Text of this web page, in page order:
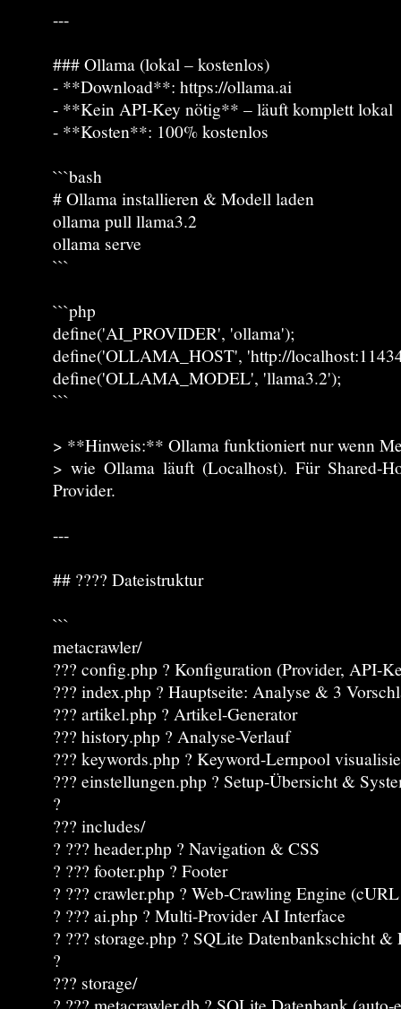
---
### Ollama (lokal – kostenlos)
- **Download**: https://ollama.ai
- **Kein API-Key nötig** – läuft komplett lokal
- **Kosten**: 100% kostenlos
```bash
# Ollama installieren & Modell laden
ollama pull llama3.2
ollama serve
```
```php
define('AI_PROVIDER', 'ollama');
define('OLLAMA_HOST', 'http://
define('OLLAMA_MODEL', 'llama3.2');
```
> **Hinweis:** Ollama funktioniert nur wenn
> wie Ollama läuft (Localhost). Für Shared-
Provider.
---
## ???? Dateistruktur
```
metacrawler/
??? config.php ? Konfiguration (Provider, API-
??? index.php ? Hauptseite: Analyse & 3
??? artikel.php ? Artikel-Generator
??? history.php ? Analyse-Verlauf
??? keywords.php ? Keyword-Lernpool
??? einstellungen.php ? Setup-Übersicht &
?
??? includes/
? ??? header.php ? Navigation & CSS
? ??? footer.php ? Footer
? ??? crawler.php ? Web-Crawling Engine
? ??? ai.php ? Multi-Provider AI Interface
? ??? storage.php ? SQLite Datenbankschicht
?
??? storage/